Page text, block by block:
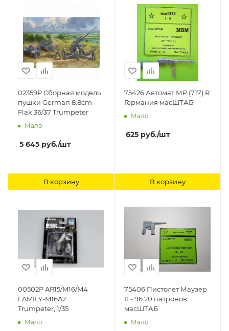
02359P Сборная модель
пушки German 8.8cm
Flak 36/37 Trumpeter
Мало
5 645 руб./шт
В корзину
75426 Автомат МР (717) R
Германия масШТАБ
Мало
625 руб./шт
В корзину
00502P AR15/M16/M4
FAMILY-M16A2
Trumpeter, 1/35
Мало
75406 Пистолет Маузер
К - 96 20 патронов
масШТАБ
Мало